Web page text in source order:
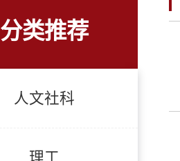
分类推荐
人文社科
理工